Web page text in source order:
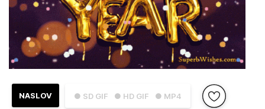
● SD GIF ● HD GIF ● MP4
NASLOV